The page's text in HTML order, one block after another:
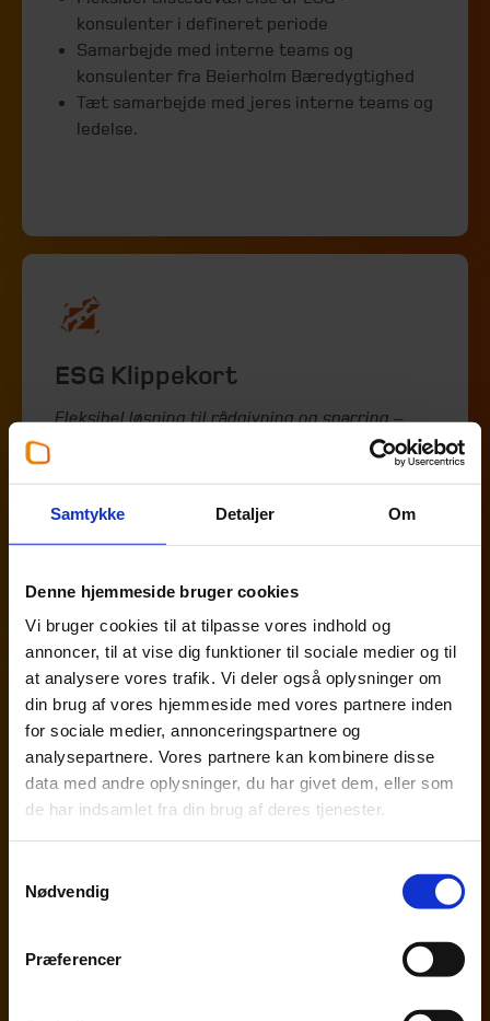
Samtykke Detaljer Om
Denne hjemmeside bruger cookies
Vi bruger cookies til at tilpasse vores indhold og
annoncer, til at vise dig funktioner til sociale medier og til
at analysere vores trafik. Vi deler også oplysninger om
din brug af vores hjemmeside med vores partnere inden
for sociale medier, annonceringspartnere og
analysepartnere. Vores partnere kan kombinere disse
data med andre oplysninger, du har givet dem, eller som
de har indsamlet fra din brug af deres tjenester.
Nødvendig
Præferencer
konsulenter i defineret periode
Samarbejde med interne teams og
konsulenter fra Beierholm Bæredygtighed
Tæt samarbejde med jeres interne teams og
ledelse.
ESG Klippekort
Fleksibel løsning til rådgivning og sparring –
lovgivning og strategisk support
ESG Abonnement
Løbende sparring og adgang til viden
Løbende status og vejledning om ESG-
Adgang til Beierholm Bæredygtigheds online